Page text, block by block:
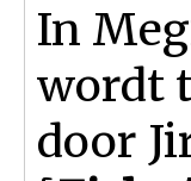
In
wordt
door